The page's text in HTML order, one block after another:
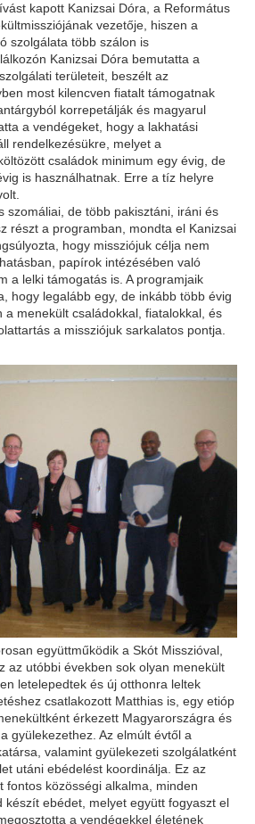
kapott Kanizsai Dóra, a Református
vezetője, hiszen a
szolgálata több szálon is
Kanizsai Dóra bemutatta a
területeit, beszélt az
most kilencven fiatalt támogatnak
korrepetálják és magyarul
a vendégeket, hogy a lakhatási
rendelkezésükre, melyet a
családok minimum egy évig, de
is használhatnak. Erre a tíz helyre
szomáliai, de több pakisztáni, iráni és
részt a programban, mondta el Kanizsai
hogy missziójuk célja nem
papírok intézésében való
a lelki támogatás is. A programjaik
hogy legalább egy, de inkább több évig
a menekült családokkal, fiatalokkal, és
a missziójuk sarkalatos pontja.
együttműködik a Skót Misszióval,
az utóbbi években sok olyan menekült
letelepedtek és új otthonra leltek
csatlakozott Matthias is, egy etióp
érkezett Magyarországra és
gyülekezethez. Az elmúlt évtől a
valamint gyülekezeti szolgálatként
utáni ebédelést koordinálja. Ez az
fontos közösségi alkalma, minden
készít ebédet, melyet együtt fogyaszt el
a vendégekkel életének